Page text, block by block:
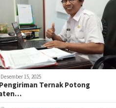
Desember 15, 2025
Ternak Potong